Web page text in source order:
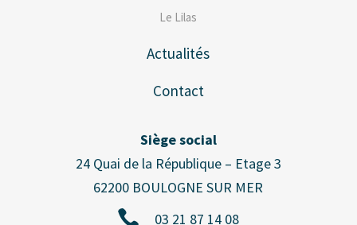
Le Lilas
Actualités
Contact
Siège social
24 Quai de la République – Etage 3
62200 BOULOGNE SUR MER
 03 21 87 14 08